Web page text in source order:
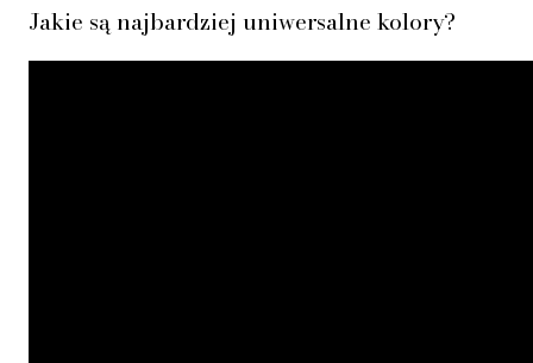
Jakie są najbardziej uniwersalne kolory?